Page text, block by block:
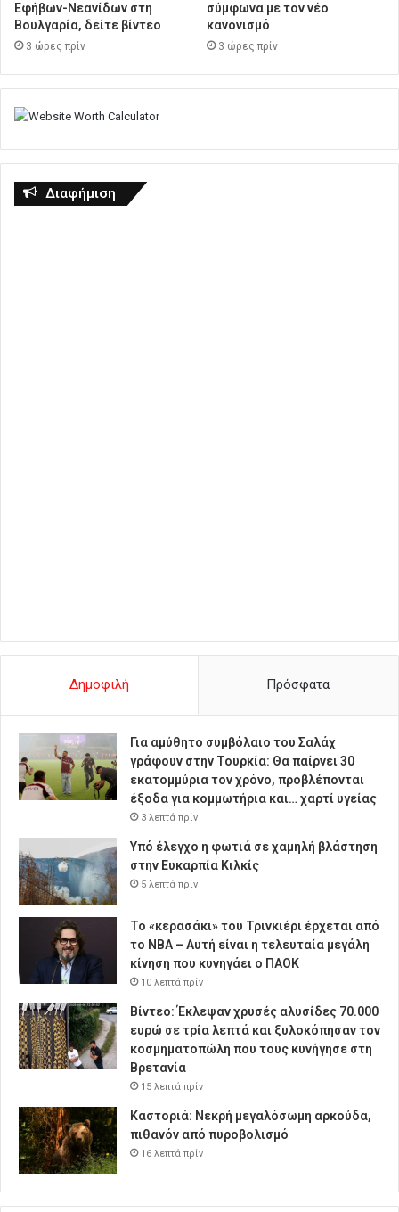
Εφήβων-Νεανίδων στη
Βουλγαρία, δείτε βίντεο
3 ώρες πρίν
σύμφωνα με τον νέο
κανονισμό
3 ώρες πρίν
Διαφήμιση
Δημοφιλή Πρόσφατα
Για αμύθητο συμβόλαιο του Σαλάχ
γράφουν στην Τουρκία: Θα παίρνει 30
εκατομμύρια τον χρόνο, προβλέπονται
έξοδα για κομμωτήρια και… χαρτί υγείας
3 λεπτά πρίν
Υπό έλεγχο η φωτιά σε χαμηλή βλάστηση
στην Ευκαρπία Κιλκίς
5 λεπτά πρίν
Το «κερασάκι» του Τρινκιέρι έρχεται από
το NBA – Αυτή είναι η τελευταία μεγάλη
κίνηση που κυνηγάει ο ΠΑΟΚ
10 λεπτά πρίν
Βίντεο: Έκλεψαν χρυσές αλυσίδες 70.000
ευρώ σε τρία λεπτά και ξυλοκόπησαν τον
κοσμηματοπώλη που τους κυνήγησε στη
Βρετανία
15 λεπτά πρίν
Καστοριά: Νεκρή μεγαλόσωμη αρκούδα,
πιθανόν από πυροβολισμό
16 λεπτά πρίν